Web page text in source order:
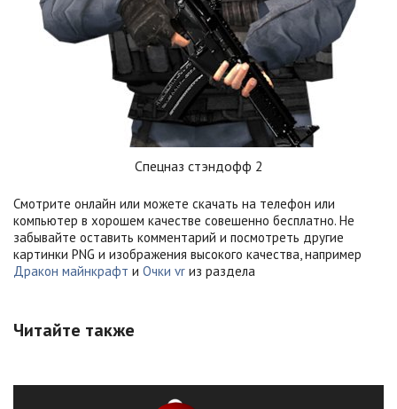
Спецназ стэндофф 2
Смотрите онлайн или можете скачать на телефон или
компьютер в хорошем качестве совешенно бесплатно. Не
забывайте оставить комментарий и посмотреть другие
картинки PNG и изображения высокого качества, например
Дракон майнкрафт и Очки vr из раздела
Читайте также